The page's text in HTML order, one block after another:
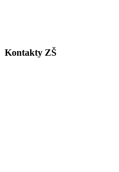
Kontakty ZŠ